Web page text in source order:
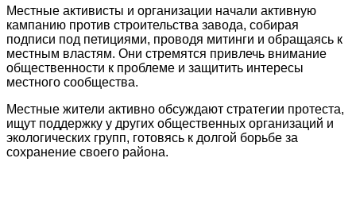
Местные активисты и организации начали активную
кампанию против строительства завода, собирая
подписи под петициями, проводя митинги и обращаясь к
местным властям. Они стремятся привлечь внимание
общественности к проблеме и защитить интересы
местного сообщества.
Местные жители активно обсуждают стратегии протеста,
ищут поддержку у других общественных организаций и
экологических групп, готовясь к долгой борьбе за
сохранение своего района.